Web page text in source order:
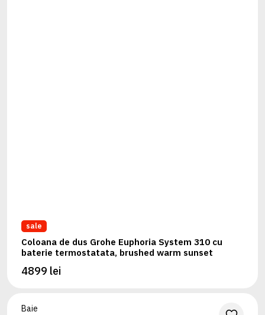
sale
Coloana de dus Grohe Euphoria System 310 cu
baterie termostatata, brushed warm sunset
4899 lei
Baie